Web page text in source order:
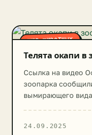
МИР ЖИВОТНЫХ
Телята окапи в
Ссылка на видео
зоопарка
вымирающего
самцом.
24.09.2025